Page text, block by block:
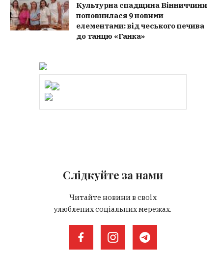
Культурна спадщина Вінниччини
поповнилася 9 новими
елементами: від чеського печива
до танцю «Ганка»
Слідкуйте за нами
Читайте новини в своїх
улюблених соціальних мережах.